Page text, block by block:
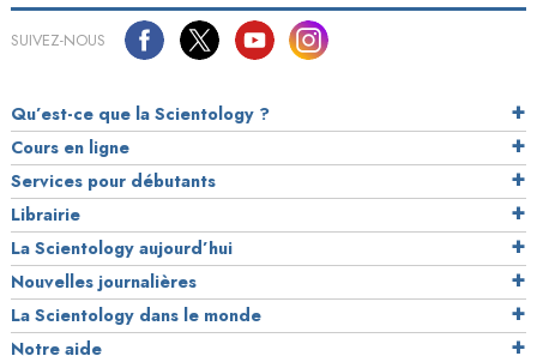
SUIVEZ-NOUS
Qu’est-ce que la Scientology ?
Cours en ligne
Services pour débutants
Librairie
La Scientology aujourd’hui
Nouvelles journalières
La Scientology dans le monde
Notre aide